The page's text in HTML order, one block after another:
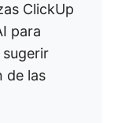
ClickUp
para
de las